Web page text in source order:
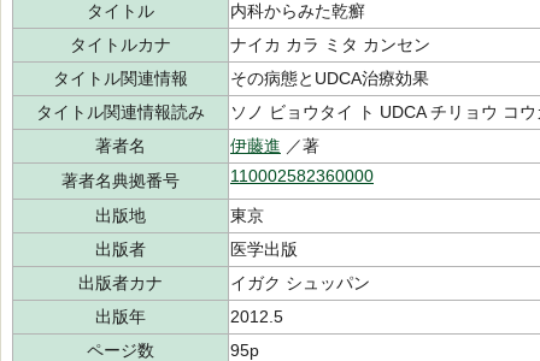
タイトル
内科からみた乾癬
タイトルカナ
ナイカ カラ ミタ カンセン
タイトル関連情報
その病態とUDCA治療効果
タイトル関連情報読み
ソノ ビョウタイ ト UDCA チリョウ コウ
著者名
伊藤進 ／著
著者名典拠番号
110002582360000
出版地
東京
出版者
医学出版
出版者カナ
イガク シュッパン
出版年
2012.5
ページ数
95p